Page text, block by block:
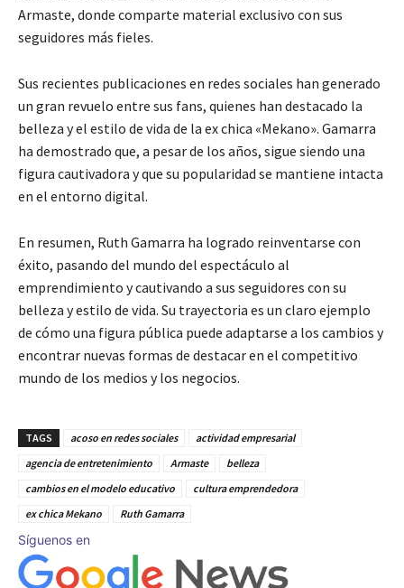
Armaste, donde comparte material exclusivo con sus
seguidores más fieles.
Sus recientes publicaciones en redes sociales han generado
un gran revuelo entre sus fans, quienes han destacado la
belleza y el estilo de vida de la ex chica «Mekano». Gamarra
ha demostrado que, a pesar de los años, sigue siendo una
figura cautivadora y que su popularidad se mantiene intacta
en el entorno digital.
En resumen, Ruth Gamarra ha logrado reinventarse con
éxito, pasando del mundo del espectáculo al
emprendimiento y cautivando a sus seguidores con su
belleza y estilo de vida. Su trayectoria es un claro ejemplo
de cómo una figura pública puede adaptarse a los cambios y
encontrar nuevas formas de destacar en el competitivo
mundo de los medios y los negocios.
TAGS acoso en redes sociales
actividad empresarial
agencia de entretenimiento
Armaste
belleza
cambios en el modelo educativo
cultura emprendedora
ex chica Mekano
Ruth Gamarra
Síguenos en